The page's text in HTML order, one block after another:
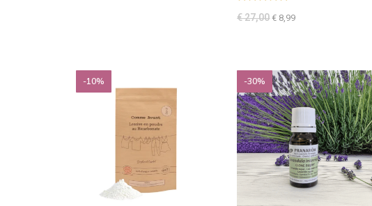
€27,00 € 8,99
-10% -30%